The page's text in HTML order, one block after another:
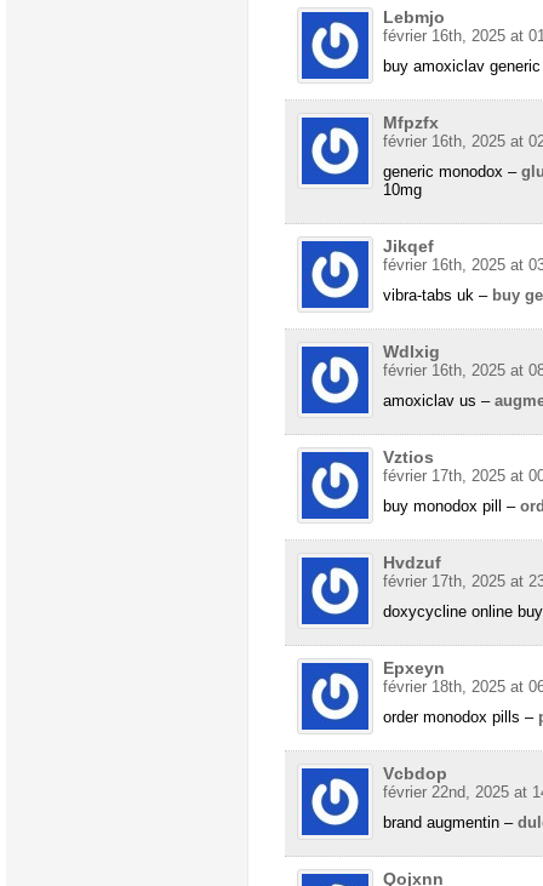
Lebmjo
février 16th, 2025 at
buy amoxiclav
Mfpzfx
février 16th, 2025 at
generic monodox –
10mg
Jikqef
février 16th, 2025 at
vibra-tabs uk – buy
Wdlxig
février 16th, 2025 at
amoxiclav us –
Vztios
février 17th, 2025 at
buy monodox pill –
Hvdzuf
février 17th, 2025 at
doxycycline online
Epxeyn
février 18th, 2025 at
order monodox pills –
Vcbdop
février 22nd, 2025 at
brand augmentin –
Qojxnn